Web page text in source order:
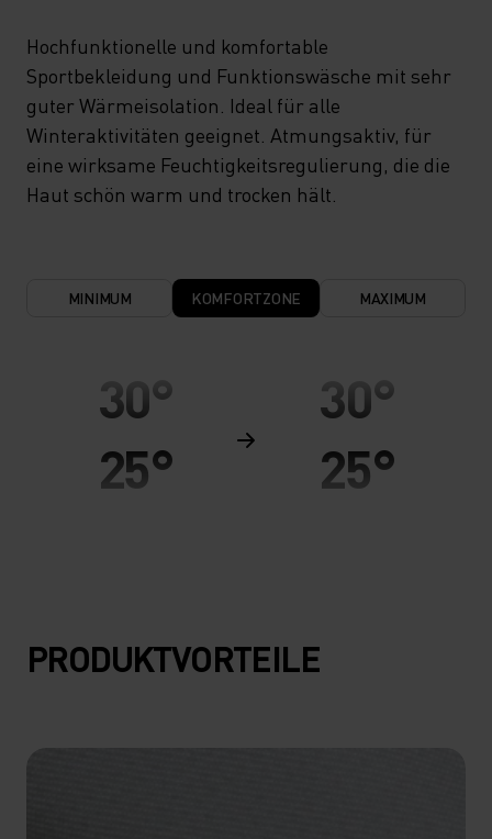
Hochfunktionelle und komfortable
Sportbekleidung und Funktionswäsche mit sehr
guter Wärmeisolation. Ideal für alle
Winteraktivitäten geeignet. Atmungsaktiv, für
eine wirksame Feuchtigkeitsregulierung, die die
Haut schön warm und trocken hält.
MINIMUM KOMFORTZONE MAXIMUM
30°
25°
10°
30°
25°
10°
PRODUKTVORTEILE